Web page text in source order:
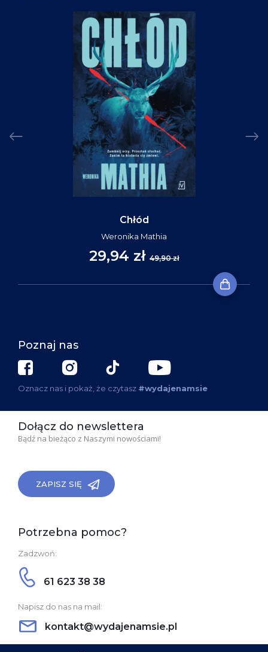
Chłód
Weronika Mathia
29,94 zł 49,90 zł
Poznaj nas
Oznacz nas i pokaż, że czytasz #wydajenamsie
Dołącz do newslettera
Bądź na bieżąco z Naszymi nowościami!
ZAPISZ SIĘ
Potrzebna pomoc?
Zadzwoń:
61 623 38 38
Napisz do nas na mail:
kontakt@wydajenamsie.pl